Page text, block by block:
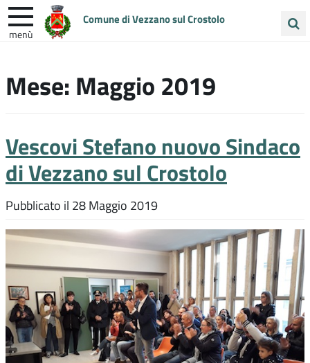
Comune di Vezzano sul Crostolo
menù
sito
UNIONE COLLINE MATILDICHE
Mese: Maggio 2019
Vescovi Stefano nuovo Sindaco
di Vezzano sul Crostolo
Pubblicato il 28 Maggio 2019